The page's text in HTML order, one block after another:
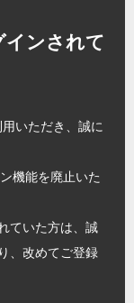
ンされて
いただき、誠に
機能を廃止いた
ていた方は、誠
、改めてご登録